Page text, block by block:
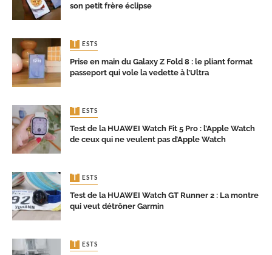
son petit frère éclipse
TESTS
Prise en main du Galaxy Z Fold 8 : le pliant format
passeport qui vole la vedette à l’Ultra
TESTS
Test de la HUAWEI Watch Fit 5 Pro : l’Apple Watch
de ceux qui ne veulent pas d’Apple Watch
TESTS
Test de la HUAWEI Watch GT Runner 2 : La montre
qui veut détrôner Garmin
TESTS